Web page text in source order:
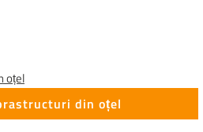
din oțel